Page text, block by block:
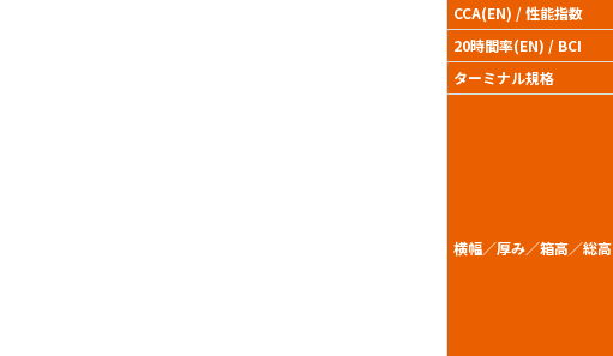
CCA(EN) / 性能指数
20時間率(EN) / BCI
ターミナル規格
横幅／厚み／箱高／総高